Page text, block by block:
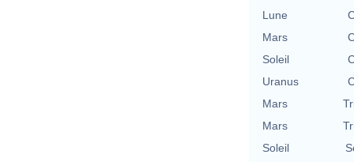
Lune
Mars
Soleil
Uranus
Mars
Mars
Soleil